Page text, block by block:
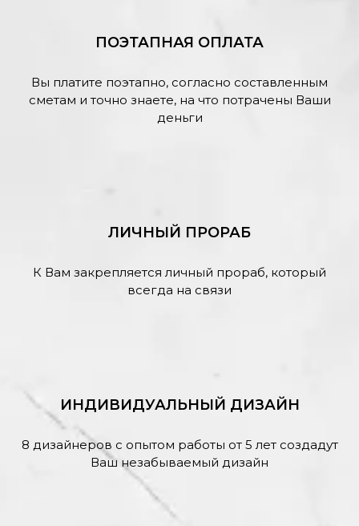
ПОЭТАПНАЯ ОПЛАТА
Вы платите поэтапно, согласно составленным
сметам и точно знаете, на что потрачены Ваши
деньги
ЛИЧНЫЙ ПРОРАБ
К Вам закрепляется личный прораб, который
всегда на связи
ИНДИВИДУАЛЬНЫЙ ДИЗАЙН
8 дизайнеров с опытом работы от 5 лет создадут
Ваш незабываемый дизайн